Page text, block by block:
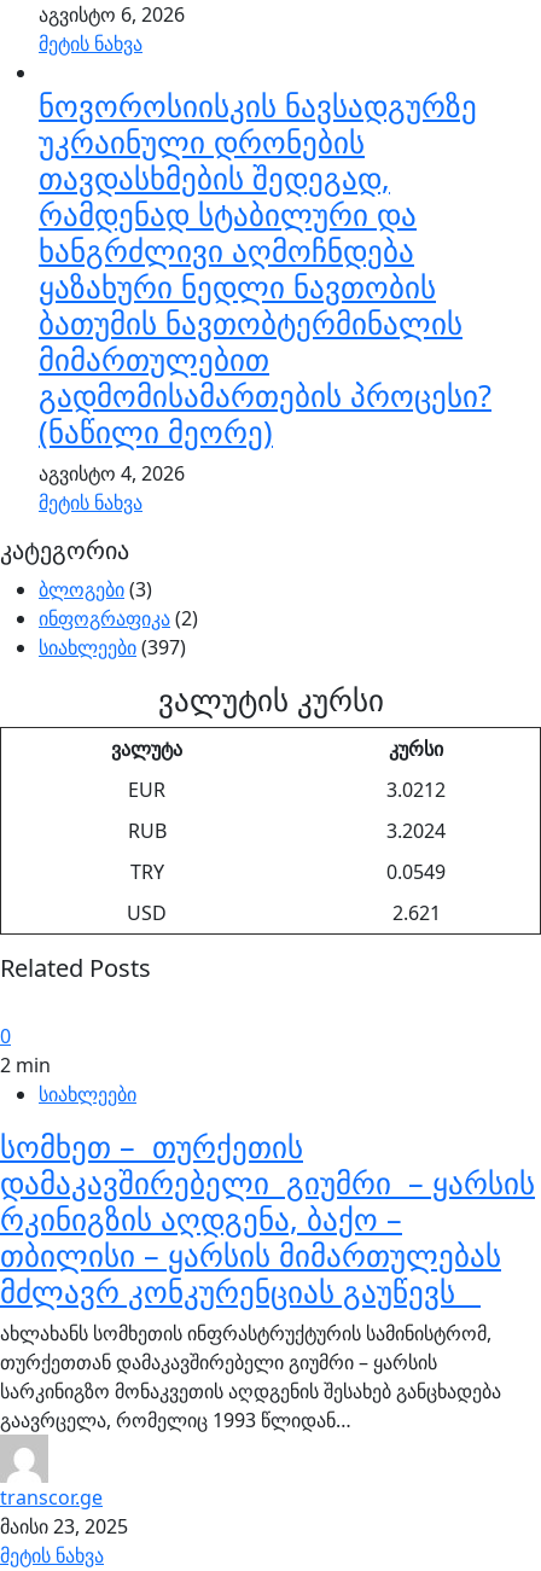
აგვისტო 6, 2026
მეტის ნახვა
ნოვოროსიისკის ნავსადგურზე
უკრაინული დრონების
თავდასხმების შედეგად,
რამდენად სტაბილური და
ხანგრძლივი აღმოჩნდება
ყაზახური ნედლი ნავთობის
ბათუმის ნავთობტერმინალის
მიმართულებით
გადმომისამართების პროცესი?
(ნაწილი მეორე)
აგვისტო 4, 2026
მეტის ნახვა
კატეგორია
ბლოგები(3)
ინფოგრაფიკა(2)
სიახლეები(397)
ვალუტის კურსი
ვალუტა
კურსი
EUR
3.0212
RUB
3.2024
TRY
0.0549
USD
2.621
Related Posts
0
2 min
სიახლეები
სომხეთ – თურქეთის
დამაკავშირებელი გიუმრი – ყარსის
რკინიგზის აღდგენა, ბაქო –
თბილისი – ყარსის მიმართულებას
მძლავრ კონკურენციას გაუწევს
ახლახანს სომხეთის ინფრასტრუქტურის სამინისტრომ,
თურქეთთან დამაკავშირებელი გიუმრი – ყარსის
სარკინიგზო მონაკვეთის აღდგენის შესახებ განცხადება
გაავრცელა, რომელიც 1993 წლიდან…
transcor.ge
მაისი 23, 2025
მეტის ნახვა